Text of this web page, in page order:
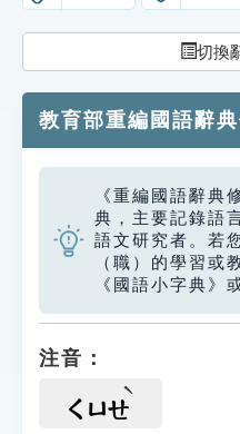
教學應用
貓頭鷹博士
切換
教育部重編國語辭
《重編國語辭典
典，主要記錄語
語文研究者。若
（職）的學習或
《國語小字典》
注音：
ㄑㄩㄝ